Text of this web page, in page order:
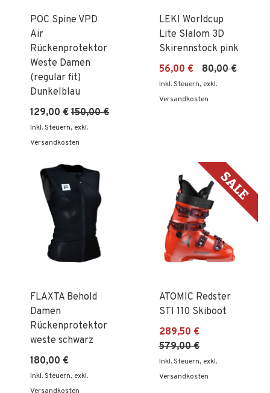
POC Spine VPD
Air
Rückenprotektor
Weste Damen
(regular fit)
Dunkelblau
129,00 € 150,00 €
Inkl. Steuern, exkl.
Versandkosten
LEKI Worldcup
Lite Slalom 3D
Skirennstock pink
56,00 €
80,00 €
Inkl. Steuern, exkl.
Versandkosten
FLAXTA Behold
Damen
Rückenprotektor
weste schwarz
180,00 €
Inkl. Steuern, exkl.
ATOMIC Redster
STI 110 Skiboot
289,50 €
579,00 €
Inkl. Steuern, exkl.
Versandkosten